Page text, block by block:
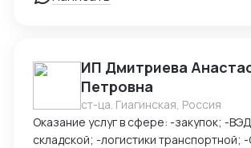
ИП Дмитриева
Петровна
ст-ца. Гиагинская, Россия
Оказание услуг в сфере: -закупок; -
складской; -логистики транспортной;